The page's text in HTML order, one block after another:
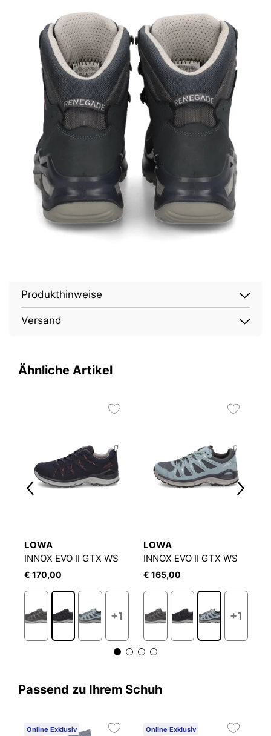
Produkthinweise
Versand
Ähnliche Artikel
LOWA
INNOX EVO II GTX WS
€ 170,00
+1
LOWA
INNOX EVO II GTX WS
€ 165,00
+1
Passend zu Ihrem Schuh
Online Exklusiv
Online Exklusiv